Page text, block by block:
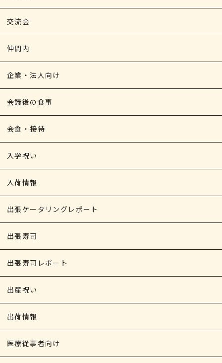
交流会
仲間内
企業・法人向け
会議後の食事
会食・接待
入学祝い
入荷情報
出張ケータリングレポート
出張寿司
出張寿司レポート
出産祝い
出荷情報
医療従事者向け